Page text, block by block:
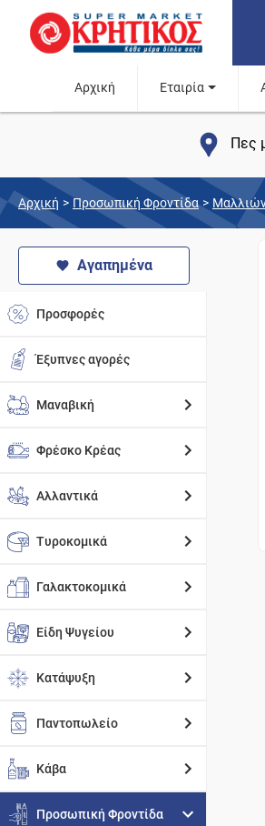
Αρχική Εταιρία
Πες
Αρχική > Προσωπική Φροντίδα >
Αγαπημένα
Προσφορές
Έξυπνες αγορές
Μαναβική
Φρέσκο Κρέας
Αλλαντικά
Τυροκομικά
Γαλακτοκομικά
Είδη Ψυγείου
Κατάψυξη
Παντοπωλείο
Κάβα
Προσωπική Φροντίδα